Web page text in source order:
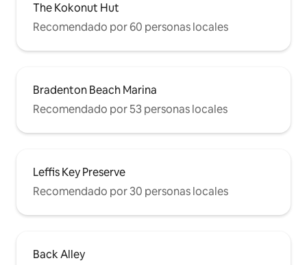
The Kokonut Hut
Recomendado por 60 personas locales
Bradenton Beach Marina
Recomendado por 53 personas locales
Leffis Key Preserve
Recomendado por 30 personas locales
Back Alley